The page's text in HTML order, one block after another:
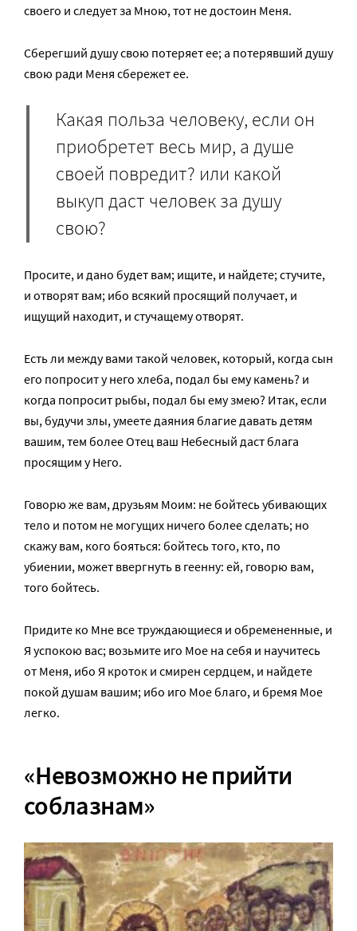
своего и следует за Мною, тот не достоин Меня.
Сберегший душу свою потеряет ее; а потерявший душу
свою ради Меня сбережет ее.
Какая польза человеку, если он
приобретет весь мир, а душе
своей повредит? или какой
выкуп даст человек за душу
свою?
Просите, и дано будет вам; ищите, и найдете; стучите,
и отворят вам; ибо всякий просящий получает, и
ищущий находит, и стучащему отворят.
Есть ли между вами такой человек, который, когда сын
его попросит у него хлеба, подал бы ему камень? и
когда попросит рыбы, подал бы ему змею? Итак, если
вы, будучи злы, умеете даяния благие давать детям
вашим, тем более Отец ваш Небесный даст блага
просящим у Него.
Говорю же вам, друзьям Моим: не бойтесь убивающих
тело и потом не могущих ничего более сделать; но
скажу вам, кого бояться: бойтесь того, кто, по
убиении, может ввергнуть в геенну: ей, говорю вам,
того бойтесь.
Придите ко Мне все труждающиеся и обремененные, и
Я успокою вас; возьмите иго Мое на себя и научитесь
от Меня, ибо Я кроток и смирен сердцем, и найдете
покой душам вашим; ибо иго Мое благо, и бремя Мое
легко.
«Невозможно не прийти
соблазнам»